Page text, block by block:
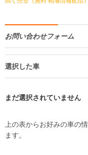
お問い合わせフォーム
選択した車
まだ選択されていません
上の表からお好みの車の
ます。